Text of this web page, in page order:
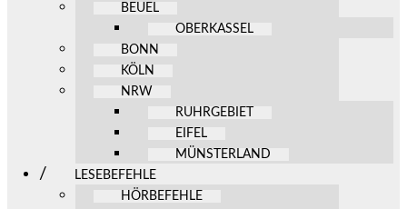
BEUEL
OBERKASSEL
BONN
KÖLN
NRW
RUHRGEBIET
EIFEL
MÜNSTERLAND
LESEBEFEHLE
HÖRBEFEHLE